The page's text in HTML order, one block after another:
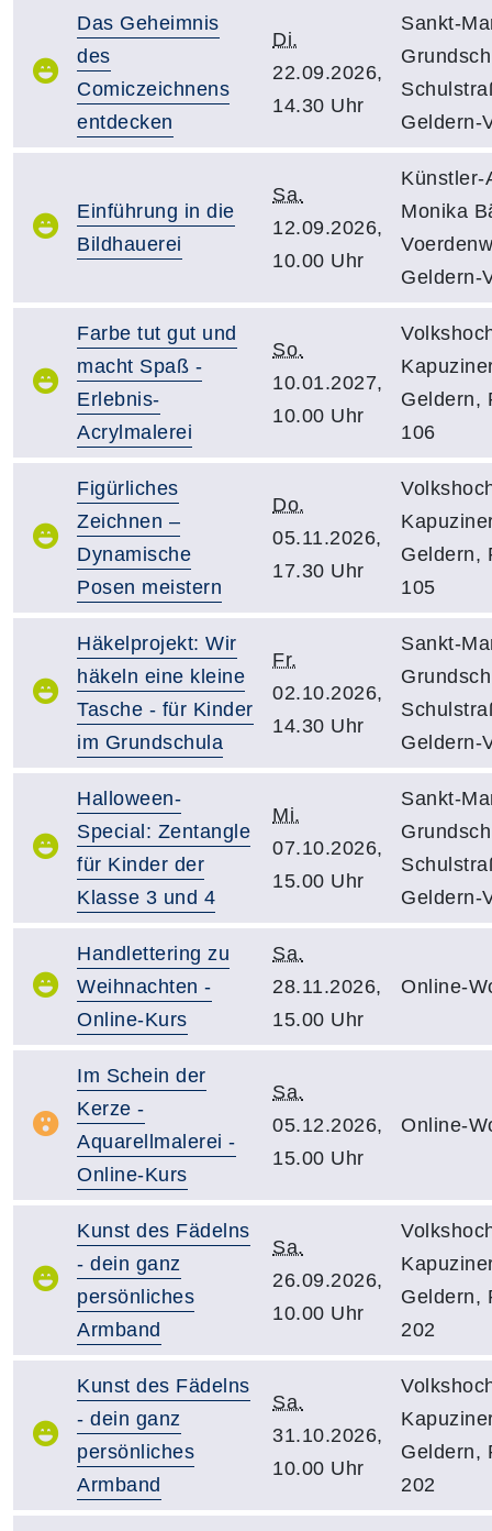
Das Geheimnis
des
Comiczeichnens
entdecken
Di.
22.09.2026,
14.30 Uhr
Sankt-
Geldern-
Einführung in die
Bildhauerei
Sa.
12.09.2026,
10.00 Uhr
Künstler-
Monika
Geldern-
Farbe tut gut und
macht Spaß -
Erlebnis-
Acrylmalerei
So.
10.01.2027,
10.00 Uhr
Geldern,
106
Figürliches
Zeichnen –
Dynamische
Posen meistern
Do.
05.11.2026,
17.30 Uhr
Geldern,
105
Häkelprojekt: Wir
häkeln eine kleine
Tasche - für Kinder
im Grundschula
Fr.
02.10.2026,
14.30 Uhr
Sankt-
Geldern-
Halloween-
Special: Zentangle
für Kinder der
Klasse 3 und 4
Mi.
07.10.2026,
15.00 Uhr
Sankt-
Geldern-
Handlettering zu
Weihnachten -
Online-Kurs
Sa.
28.11.2026,
15.00 Uhr
Online-
Im Schein der
Kerze -
Aquarellmalerei -
Online-Kurs
Sa.
05.12.2026,
15.00 Uhr
Online-
Kunst des Fädelns
- dein ganz
persönliches
Armband
Sa.
26.09.2026,
10.00 Uhr
Geldern,
202
Kunst des Fädelns
- dein ganz
persönliches
Armband
Sa.
31.10.2026,
10.00 Uhr
Geldern,
202